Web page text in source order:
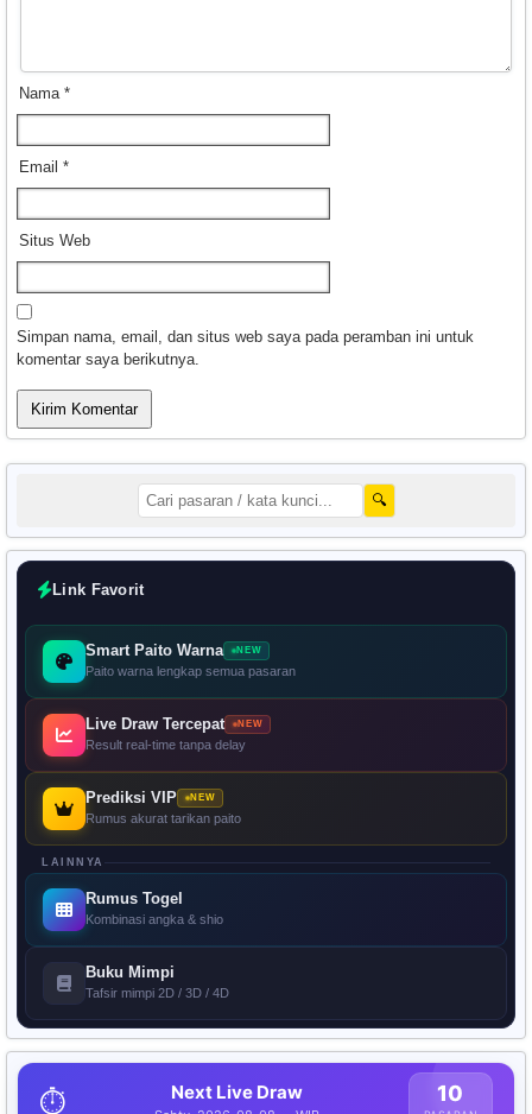
Nama *
Email *
Situs Web
Simpan nama, email, dan situs web saya pada peramban ini untuk
komentar saya berikutnya.
🔍
Link Favorit
Smart Paito Warna NEW
Paito warna lengkap semua pasaran
Live Draw Tercepat NEW
Result real-time tanpa delay
Prediksi VIP NEW
Rumus akurat tarikan paito
LAINNYA
Rumus Togel
Kombinasi angka & shio
Buku Mimpi
Tafsir mimpi 2D / 3D / 4D
⏱️ Next Live Draw 10